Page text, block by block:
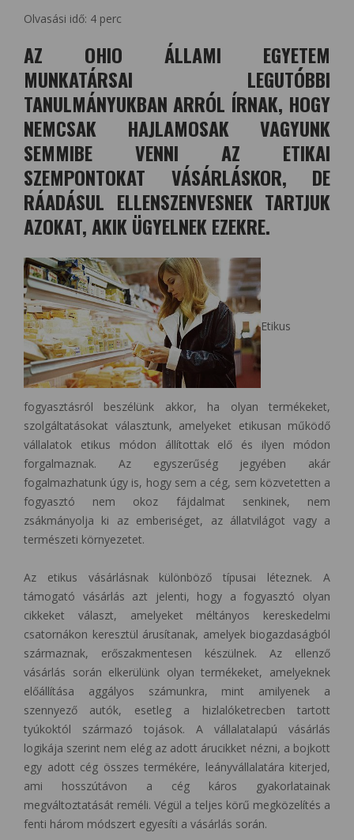
Olvasási idő: 4 perc
AZ OHIO ÁLLAMI EGYETEM
MUNKATÁRSAI LEGUTÓBBI
TANULMÁNYUKBAN ARRÓL ÍRNAK, HOGY
NEMCSAK HAJLAMOSAK VAGYUNK
SEMMIBE VENNI AZ ETIKAI
SZEMPONTOKAT VÁSÁRLÁSKOR, DE
RÁADÁSUL ELLENSZENVESNEK TARTJUK
AZOKAT, AKIK ÜGYELNEK EZEKRE.
Etikus
fogyasztásról beszélünk akkor, ha olyan termékeket,
szolgáltatásokat választunk, amelyeket etikusan működő
vállalatok etikus módon állítottak elő és ilyen módon
forgalmaznak. Az egyszerűség jegyében akár
fogalmazhatunk úgy is, hogy sem a cég, sem közvetetten a
fogyasztó nem okoz fájdalmat senkinek, nem
zsákmányolja ki az emberiséget, az állatvilágot vagy a
természeti környezetet.
Az etikus vásárlásnak különböző típusai léteznek. A
támogató vásárlás azt jelenti, hogy a fogyasztó olyan
cikkeket választ, amelyeket méltányos kereskedelmi
csatornákon keresztül árusítanak, amelyek biogazdaságból
származnak, erőszakmentesen készülnek. Az ellenző
vásárlás során elkerülünk olyan termékeket, amelyeknek
előállítása aggályos számunkra, mint amilyenek a
szennyező autók, esetleg a hizlalóketrecben tartott
tyúkoktól származó tojások. A vállalatalapú vásárlás
logikája szerint nem elég az adott árucikket nézni, a bojkott
egy adott cég összes termékére, leányvállalatára kiterjed,
ami hosszútávon a cég káros gyakorlatainak
megváltoztatását reméli. Végül a teljes körű megközelítés a
fenti három módszert egyesíti a vásárlás során.